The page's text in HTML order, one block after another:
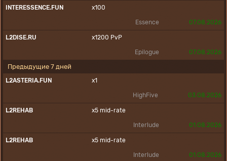
INTERESSENCE.FUN x100
Essence 07.08.2026
L2DISE.RU x1200 PvP
Epilogue 07.08.2026
Предыдущие 7 дней
L2ASTERIA.FUN x1
HighFive 03.08.2026
L2REHAB x5 mid-rate
Interlude 01.08.2026
L2REHAB x5 mid-rate
Interlude 01.08.2026